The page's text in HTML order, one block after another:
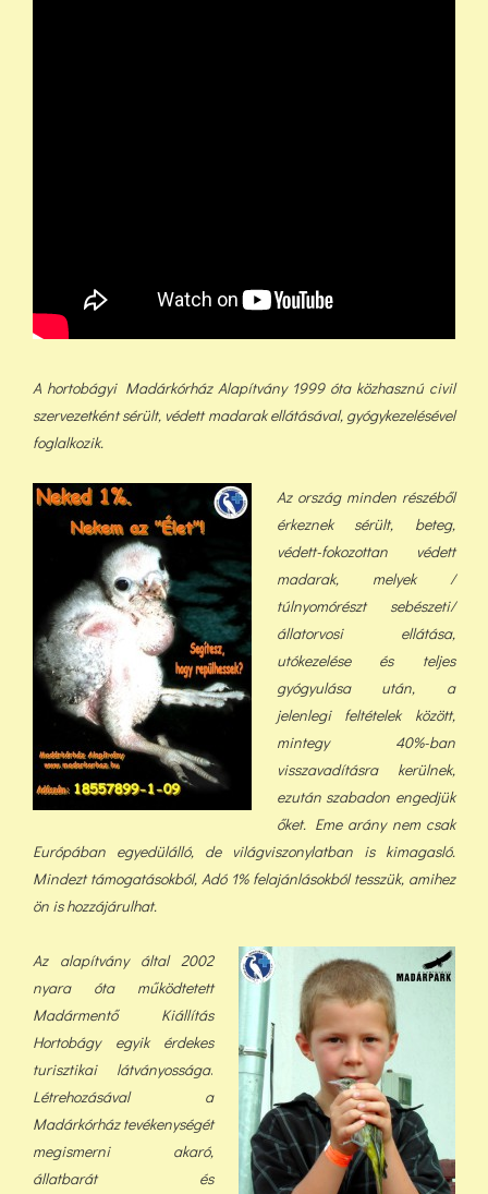
A hortobágyi Madárkórház Alapítvány 1999 óta közhasznú civil
szervezetként sérült, védett madarak ellátásával, gyógykezelésével
foglalkozik.
Az ország minden részéből
érkeznek sérült, beteg,
védett-fokozottan védett
madarak, melyek /
túlnyomórészt sebészeti/
állatorvosi ellátása,
utókezelése és teljes
gyógyulása után, a
jelenlegi feltételek között,
mintegy 40%-ban
visszavadításra kerülnek,
ezután szabadon engedjük
őket. Eme arány nem csak
Európában egyedülálló, de világviszonylatban is kimagasló.
Mindezt támogatásokból, Adó 1% felajánlásokból tesszük, amihez
ön is hozzájárulhat.
Az alapítvány által 2002
nyara óta működtetett
Madármentő Kiállítás
Hortobágy egyik érdekes
turisztikai látványossága.
Létrehozásával a
Madárkórház tevékenységét
megismerni akaró,
állatbarát és